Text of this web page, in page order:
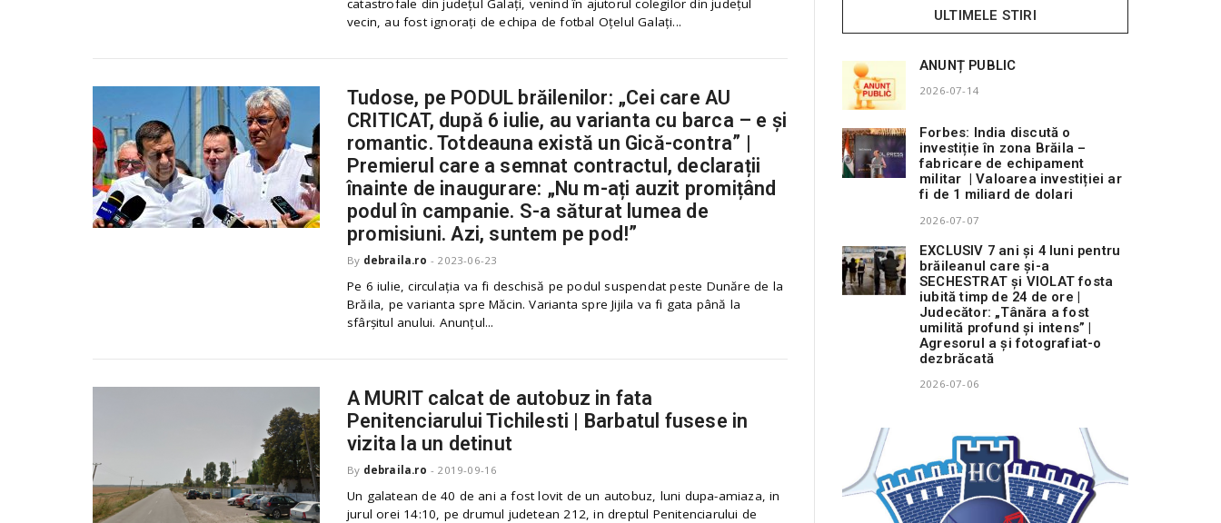
catastrofale din județul Galați, venind în ajutorul colegilor din județul
vecin, au fost ignorați de echipa de fotbal Oțelul Galați...
Tudose, pe PODUL brăilenilor: „Cei care AU
CRITICAT, după 6 iulie, au varianta cu barca – e și
romantic. Totdeauna există un Gică-contra” |
Premierul care a semnat contractul, declarații
înainte de inaugurare: „Nu m-ați auzit promițând
podul în campanie. S-a săturat lumea de
promisiuni. Azi, suntem pe pod!”
By debraila.ro - 2023-06-23
Pe 6 iulie, circulația va fi deschisă pe podul suspendat peste Dunăre de la
Brăila, pe varianta spre Măcin. Varianta spre Jijila va fi gata până la
sfârșitul anului. Anunțul...
A MURIT calcat de autobuz in fata
Penitenciarului Tichilesti | Barbatul fusese in
vizita la un detinut
By debraila.ro - 2019-09-16
Un galatean de 40 de ani a fost lovit de un autobuz, luni dupa-amiaza, in
jurul orei 14:10, pe drumul judetean 212, in dreptul Penitenciarului de
ULTIMELE STIRI
ANUNȚ PUBLIC
2026-07-14
Forbes: India discută o
investiție în zona Brăila –
fabricare de echipament
militar | Valoarea investiției ar
fi de 1 miliard de dolari
2026-07-07
EXCLUSIV 7 ani și 4 luni pentru
brăileanul care și-a
SECHESTRAT și VIOLAT fosta
iubită timp de 24 de ore |
Judecător: „Tânăra a fost
umilită profund și intens” |
Agresorul a și fotografiat-o
dezbrăcată
2026-07-06